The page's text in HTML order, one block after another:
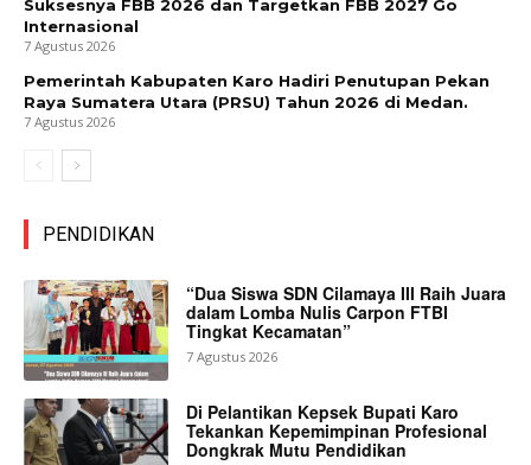
Suksesnya FBB 2026 dan Targetkan FBB 2027 Go
Internasional
7 Agustus 2026
Pemerintah Kabupaten Karo Hadiri Penutupan Pekan
Raya Sumatera Utara (PRSU) Tahun 2026 di Medan.
7 Agustus 2026
PENDIDIKAN
“Dua Siswa SDN Cilamaya III Raih Juara
dalam Lomba Nulis Carpon FTBI
Tingkat Kecamatan”
7 Agustus 2026
Di Pelantikan Kepsek Bupati Karo
Tekankan Kepemimpinan Profesional
Dongkrak Mutu Pendidikan